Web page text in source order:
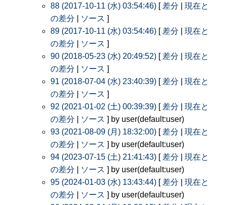
88 (2017-10-11 (水) 03:54:46) [ 差分
現在と
の差分
ソース ]
89 (2017-10-11 (水) 03:54:46) [ 差分
現在と
の差分
ソース ]
90 (2018-05-23 (水) 20:49:52) [ 差分
現在と
の差分
ソース ]
91 (2018-07-04 (水) 23:40:39) [ 差分
現在と
の差分
ソース ]
92 (2021-01-02 (土) 00:39:39) [ 差分
現在と
の差分
ソース ] by user(default:user)
93 (2021-08-09 (月) 18:32:00) [ 差分
現在と
の差分
ソース ] by user(default:user)
94 (2023-07-15 (土) 21:41:43) [ 差分
現在と
の差分
ソース ] by user(default:user)
95 (2024-01-03 (水) 13:43:44) [ 差分
現在と
の差分
ソース ] by user(default:user)